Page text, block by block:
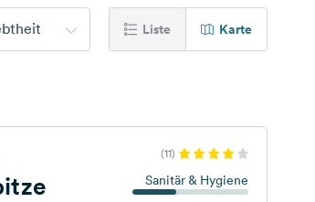
Liste Karte
(11)
Sanitär & Hygiene